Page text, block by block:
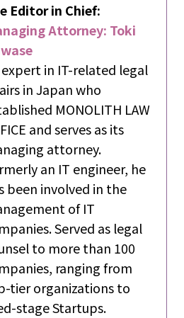
Editor in Chief:
Attorney: Toki
expert in IT-related legal
in Japan who
MONOLITH LAW
and serves as its
attorney.
an IT engineer, he
been involved in the
of IT
Served as legal
to more than 100
ranging from
tier organizations to
stage Startups.